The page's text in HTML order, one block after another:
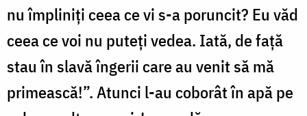
nu împliniţi ceea ce vi s-a poruncit? Eu văd
ceea ce voi nu puteţi vedea. Iată, de faţă
stau în slavă îngerii care au venit să mă
primească!”. Atunci l-au coborât în apă pe